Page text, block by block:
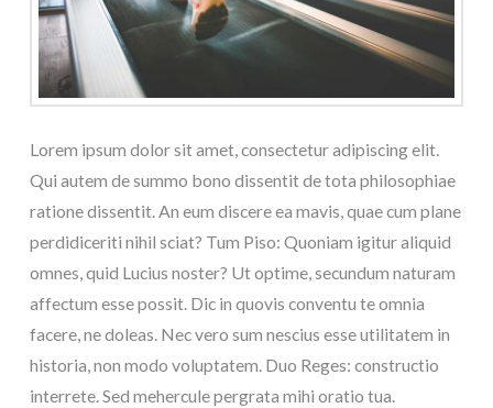
Lorem ipsum dolor sit amet, consectetur adipiscing elit.
Qui autem de summo bono dissentit de tota philosophiae
ratione dissentit. An eum discere ea mavis, quae cum plane
perdidiceriti nihil sciat? Tum Piso: Quoniam igitur aliquid
omnes, quid Lucius noster? Ut optime, secundum naturam
affectum esse possit. Dic in quovis conventu te omnia
facere, ne doleas. Nec vero sum nescius esse utilitatem in
historia, non modo voluptatem. Duo Reges: constructio
interrete. Sed mehercule pergrata mihi oratio tua.